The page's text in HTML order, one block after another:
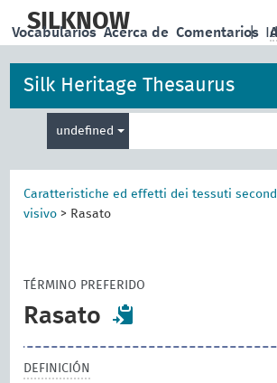
main
SILKNOW |
Vocabularios Acerca de Comentarios
Silk Heritage Thesaurus
undefined
Caratteristiche ed effetti dei tessuti
visivo > Rasato
TÉRMINO PREFERIDO
Rasato
DEFINICIÓN